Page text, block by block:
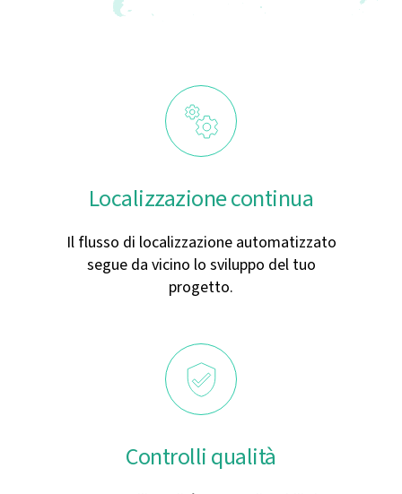
Localizzazione continua
Il flusso di localizzazione automatizzato
segue da vicino lo sviluppo del tuo
progetto.
Controlli qualità